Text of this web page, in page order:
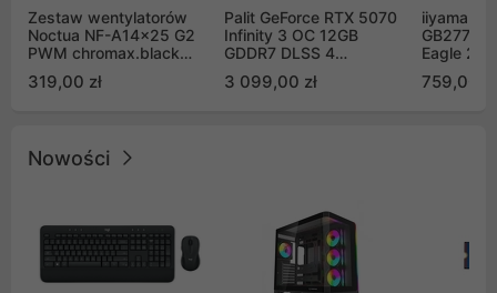
Zestaw wentylatorów
Noctua NF-A14x25 G2
PWM chromax.black
Push Pull (2szt)
319,00 zł
Palit GeForce RTX 5070
Infinity 3 OC 12GB
GDDR7 DLSS 4
GB2050S)
3 099,00 zł
iiyama G-
Eagle 27"
759,00 zł
Nowości